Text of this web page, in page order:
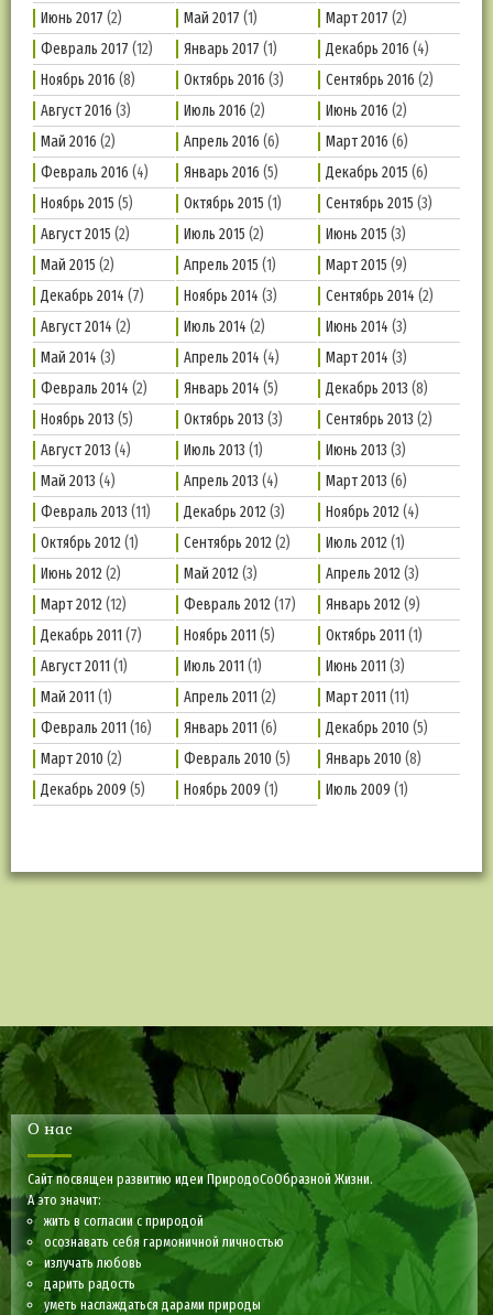
Июнь 2017 (2) Май 2017 (1) Март 2017 (2)
Февраль 2017 (12) Январь 2017 (1) Декабрь 2016 (4)
Ноябрь 2016 (8) Октябрь 2016 (3) Сентябрь 2016 (2)
Август 2016 (3) Июль 2016 (2) Июнь 2016 (2)
Май 2016 (2) Апрель 2016 (6) Март 2016 (6)
Февраль 2016 (4) Январь 2016 (5) Декабрь 2015 (6)
Ноябрь 2015 (5) Октябрь 2015 (1) Сентябрь 2015 (3)
Август 2015 (2) Июль 2015 (2) Июнь 2015 (3)
Май 2015 (2) Апрель 2015 (1) Март 2015 (9)
Декабрь 2014 (7) Ноябрь 2014 (3) Сентябрь 2014 (2)
Август 2014 (2) Июль 2014 (2) Июнь 2014 (3)
Май 2014 (3) Апрель 2014 (4) Март 2014 (3)
Февраль 2014 (2) Январь 2014 (5) Декабрь 2013 (8)
Ноябрь 2013 (5) Октябрь 2013 (3) Сентябрь 2013 (2)
Август 2013 (4) Июль 2013 (1) Июнь 2013 (3)
Май 2013 (4) Апрель 2013 (4) Март 2013 (6)
Февраль 2013 (11) Декабрь 2012(3) Ноябрь 2012(4)
Октябрь 2012(1) Сентябрь 2012(2) Июль 2012(1)
Июнь 2012(2) Май 2012(3) Апрель 2012(3)
Март 2012(12) Февраль 2012(17) Январь 2012(9)
Декабрь 2011 (7) Ноябрь 2011 (5) Октябрь 2011 (1)
Август 2011 (1) Июль 2011 (1) Июнь 2011 (3)
Май 2011 (1) Апрель 2011 (2) Март 2011 (11)
Февраль 2011 (16) Январь 2011 (6) Декабрь 2010 (5)
Март 2010 (2) Февраль 2010 (5) Январь 2010 (8)
Декабрь 2009 (5) Ноябрь 2009 (1) Июль 2009 (1)
О нас
Сайт посвящен развитию идеи ПриродоСоОбразной Жизни.
А это значит:
жить в согласии с природой
осознавать себя гармоничной личностью
излучать любовь
дарить радость
уметь наслаждаться дарами природы